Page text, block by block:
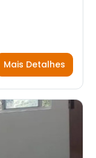
Mais Detalhes